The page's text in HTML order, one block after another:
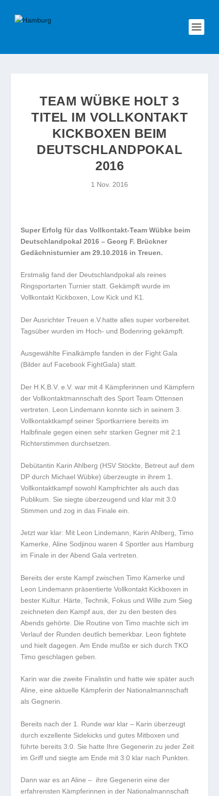
TEAM WÜBKE HOLT 3
TITEL IM VOLLKONTAKT
KICKBOXEN BEIM
DEUTSCHLANDPOKAL
2016
1 Nov. 2016
Super Erfolg für das Vollkontakt-Team Wübke beim
Deutschlandpokal 2016 – Georg F. Brückner
Gedächnisturnier am 29.10.2016 in Treuen.
Erstmalig fand der Deutschlandpokal als reines
Ringsportarten Turnier statt. Gekämpft wurde im
Vollkontakt Kickboxen, Low Kick und K1.
Der Ausrichter Treuen e.V.hatte alles super vorbereitet.
Tagsüber wurden im Hoch- und Bodenring gekämpft.
Ausgewählte Finalkämpfe fanden in der Fight Gala
(Bilder auf Facebook FightGala) statt.
Der H.K.B.V. e.V. war mit 4 Kämpferinnen und Kämpfern
der Vollkontaktmannschaft des Sport Team Ottensen
vertreten. Leon Lindemann konnte sich in seinem 3.
Vollkontaktkampf seiner Sportkarriere bereits im
Halbfinale gegen einen sehr starken Gegner mit 2:1
Richterstimmen durchsetzen.
Debütantin Karin Ahlberg (HSV Stöckte, Betreut auf dem
DP durch Michael Wübke) überzeugte in ihrem 1.
Vollkontaktkampf sowohl Kampfrichter als auch das
Publikum. Sie siegte überzeugend und klar mit 3:0
Stimmen und zog in das Finale ein.
Jetzt war klar: Mit Leon Lindemann, Karin Ahlberg, Timo
Kamerke, Aline Sodjinou waren 4 Sportler aus Hamburg
im Finale in der Abend Gala vertreten.
Bereits der erste Kampf zwischen Timo Kamerke und
Leon Lindemann präsentierte Vollkontakt Kickboxen in
bester Kultur. Härte, Technik, Fokus und Wille zum Sieg
zeichneten den Kampf aus, der zu den besten des
Abends gehörte. Die Routine von Timo machte sich im
Verlauf der Runden deutlich bemerkbar. Leon fightete
und hielt dagegen. Am Ende mußte er sich durch TKO
Timo geschlagen geben.
Karin war die zweite Finalistin und hatte wie später auch
Aline, eine aktuelle Kämpferin der Nationalmannschaft
als Gegnerin.
Bereits nach der 1. Runde war klar – Karin überzeugt
durch exzellente Sidekicks und gutes Mitboxen und
führte bereits 3:0. Sie hatte Ihre Gegenerin zu jeder Zeit
im Griff und siegte am Ende mit 3:0 klar nach Punkten.
Dann war es an Aline – ihre Gegenerin eine der
erfahrensten Kämpferinnen in der Nationalmannschaft